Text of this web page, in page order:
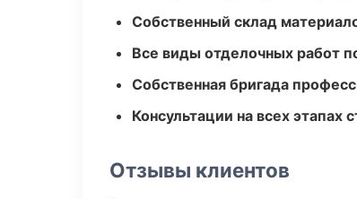
Собственный склад
Все виды отделочных работ
Собственная бригада
Консультации на всех этапах
Отзывы клиентов